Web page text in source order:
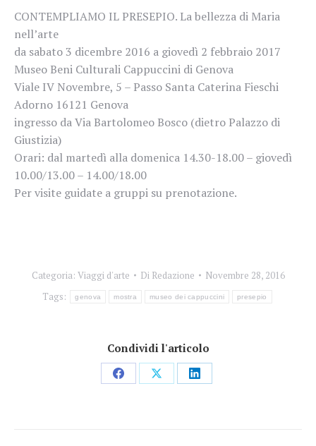
CONTEMPLIAMO IL PRESEPIO. La bellezza di Maria
nell’arte
da sabato 3 dicembre 2016 a giovedì 2 febbraio 2017
Museo Beni Culturali Cappuccini di Genova
Viale IV Novembre, 5 – Passo Santa Caterina Fieschi
Adorno 16121 Genova
ingresso da Via Bartolomeo Bosco (dietro Palazzo di
Giustizia)
Orari: dal martedì alla domenica 14.30-18.00 – giovedì
10.00/13.00 – 14.00/18.00
Per visite guidate a gruppi su prenotazione.
Categoria: Viaggi d'arte Di Redazione
Novembre 28, 2016
Tags:
genova mostra museo dei cappuccini presepio
Condividi l'articolo
CondividiCondividiCondividi